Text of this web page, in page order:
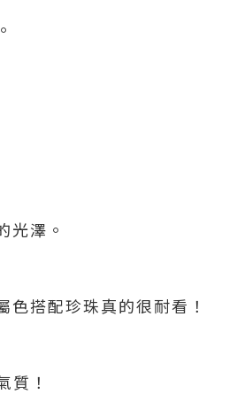
光澤。
色搭配珍珠真的很耐看！
質！